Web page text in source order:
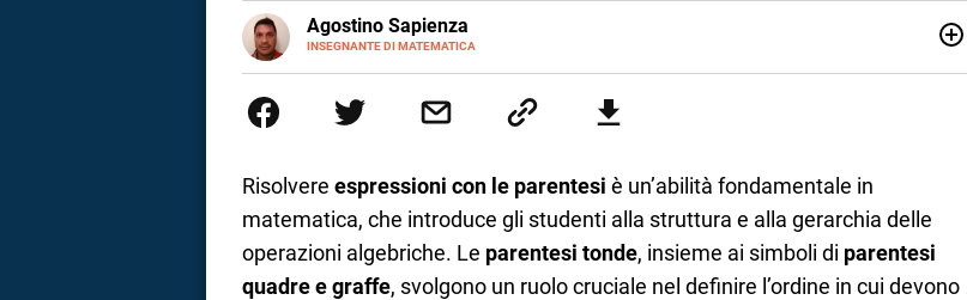
Agostino Sapienza
INSEGNANTE DI MATEMATICA
E-
MAIL
LINKEDIN
Internazionali a Messina e in Economia Internazionale a Padova. Dopo un pò di anni negli
studi commercialisti sono stato chiamato per una supplenza covid nella classe di
di ruolo nel 2023
Risolvere espressioni con le parentesi è un’abilità fondamentale in
matematica, che introduce gli studenti alla struttura e alla gerarchia delle
operazioni algebriche. Le parentesi tonde, insieme ai simboli di parentesi
quadre e graffe, svolgono un ruolo cruciale nel definire l’ordine in cui devono